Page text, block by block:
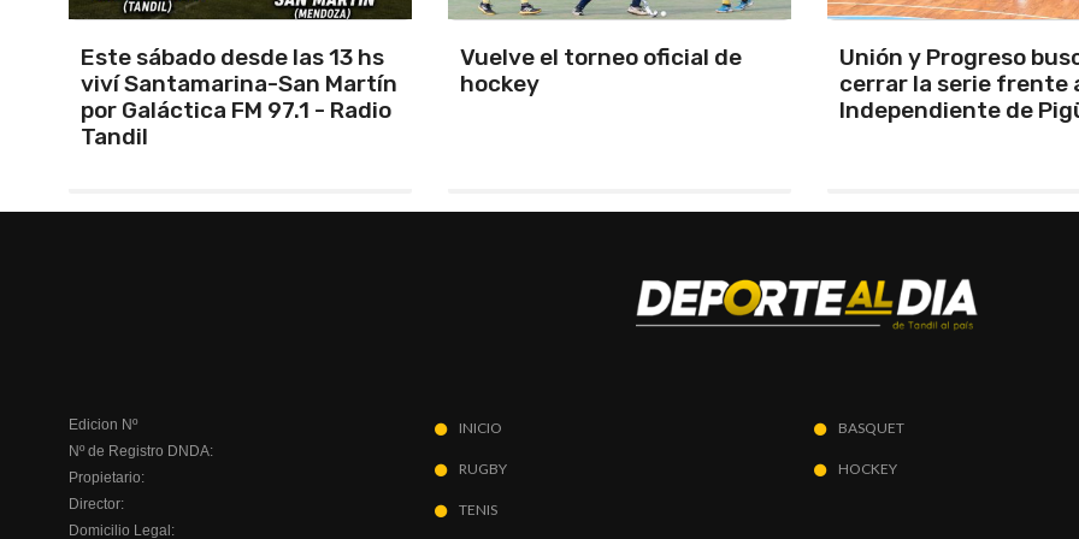
Vuelve el torneo oficial de
hockey
Unión y Progreso busca
cerrar la serie frente a
Se programó la
URD
Edicion Nº
Nº de Registro DNDA:
Propietario:
Director:
Domicilio Legal:
INICIO
RUGBY
TENIS
BASQUET
HOCKEY